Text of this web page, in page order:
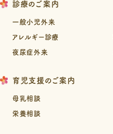
診療のご案内
一般小児外来
アレルギー診療
夜尿症外来
育児支援のご案内
母乳相談
栄養相談